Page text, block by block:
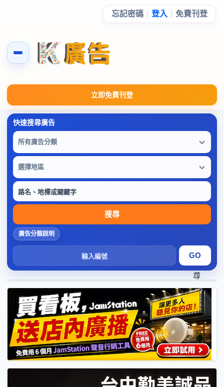
立即免費刊登
忘記密碼 登入 免費刊登
所有廣告分類
選擇地區
搜尋
廣告分類說明
搜
尋
1
2
3
4
5
6